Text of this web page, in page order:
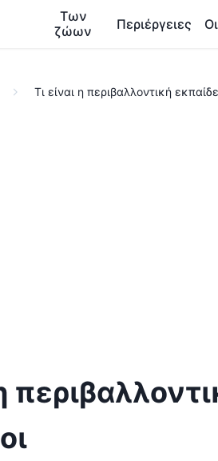
Των
ζώων
Περιέργειες
Τι είναι η περιβαλλοντική